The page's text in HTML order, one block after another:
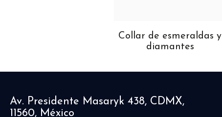
Collar de esmeraldas y
diamantes
Av. Presidente Masaryk 438, CDMX,
11560, México